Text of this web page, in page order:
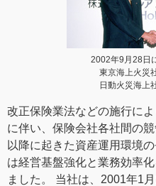
2002年9月28日
東京海上火災
日動火災海上
改正保険業法などの施行に
に伴い、保険会社各社間の
以降に起きた資産運用環境
は経営基盤強化と業務効率
ました。 当社は、2001年1